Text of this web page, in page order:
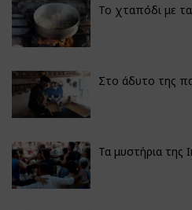
Το χταπόδι με
Στο άδυτο της
Τα μυστήρια της